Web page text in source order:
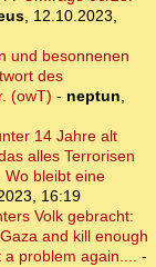
, 12.10.2023,
und besonnenen
des
(owT) - neptun,
14 Jahre alt
alles Terrorisen
Wo bleibt eine
16:19
Volk gebracht:
and kill enough
problem again.... -